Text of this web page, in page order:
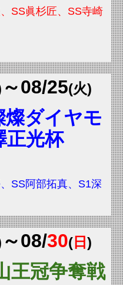
SS眞杉匠、 SS寺崎
～08/25(火)
燦ダイヤモ
正光杯
SS阿部拓真、 S1深
～08/30(日 )
王冠争奪戦